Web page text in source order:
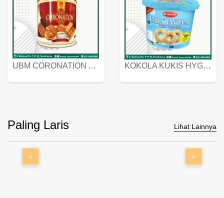
UBM CORONATION ASSORTED BISKUIT KALENG 450 GRAM KOKOLA KUKIS HYGIENIC MILK VANILLA PACK 320 GR
Paling Laris Lihat Lainnya
< >